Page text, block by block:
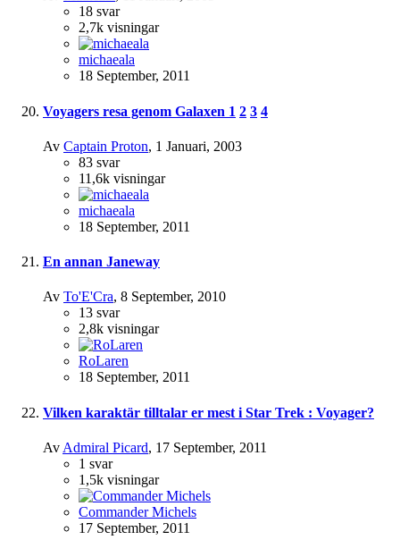
18 svar
2,7k visningar
michaeala
18 September, 2011
Voyagers resa genom Galaxen 1 2 3 4
Av Captain Proton, 1 Januari, 2003
83 svar
11,6k visningar
michaeala
18 September, 2011
En annan Janeway
Av To'E'Cra, 8 September, 2010
13 svar
2,8k visningar
RoLaren
18 September, 2011
Vilken karaktär tilltalar er mest i Star Trek : Voyager?
Av Admiral Picard, 17 September, 2011
1 svar
1,5k visningar
Commander Michels
17 September, 2011